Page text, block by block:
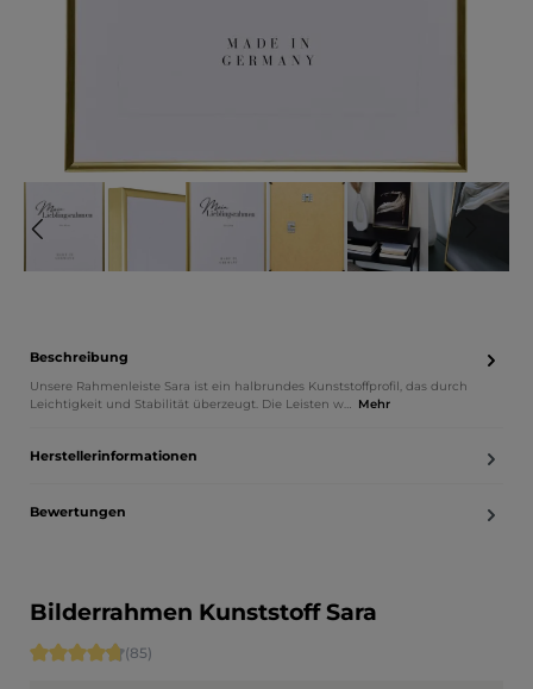
Beschreibung
Unsere Rahmenleiste Sara ist ein halbrundes Kunststoffprofil, das durch
Leichtigkeit und Stabilität überzeugt. Die Leisten w… Mehr
Herstellerinformationen
Bewertungen
Bilderrahmen Kunststoff Sara
Durchschnittliche Bewertung von 4.71 von 5 Sternen
(85)